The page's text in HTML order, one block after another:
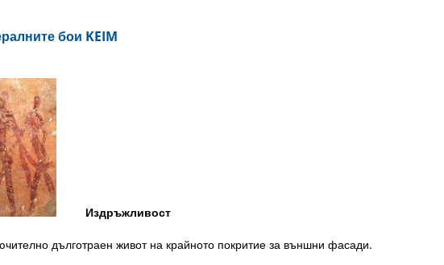
бои KEIM
Издръжливост
дълготраен живот на крайното покритие за външни фасади.